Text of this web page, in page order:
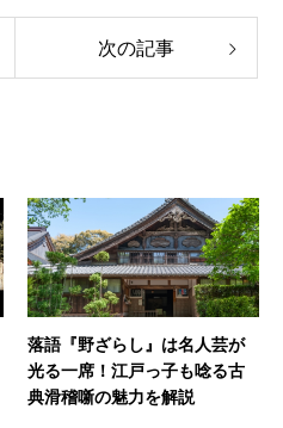
次の記事
落語『野ざらし』は名人芸が
光る一席！江戸っ子も唸る古
典滑稽噺の魅力を解説